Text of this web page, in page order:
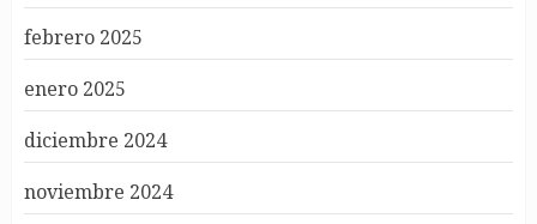
febrero 2025
enero 2025
diciembre 2024
noviembre 2024